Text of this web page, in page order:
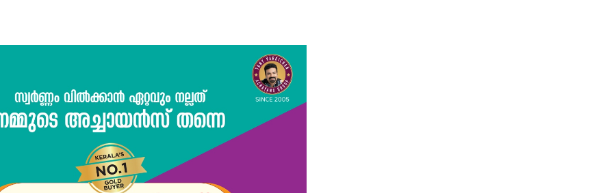
About
Contact us
Subscription Plans
My account
Grievance Redressal